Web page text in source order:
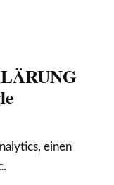
einen